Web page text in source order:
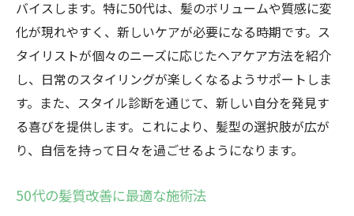
バイスします。特に50代は、髪のボリュームや質感に変
化が現れやすく、新しいケアが必要になる時期です。ス
タイリストが個々のニーズに応じたヘアケア方法を紹介
し、日常のスタイリングが楽しくなるようサポートしま
す。また、スタイル診断を通じて、新しい自分を発見す
る喜びを提供します。これにより、髪型の選択肢が広が
り、自信を持って日々を過ごせるようになります。
50代の髪質改善に最適な施術法